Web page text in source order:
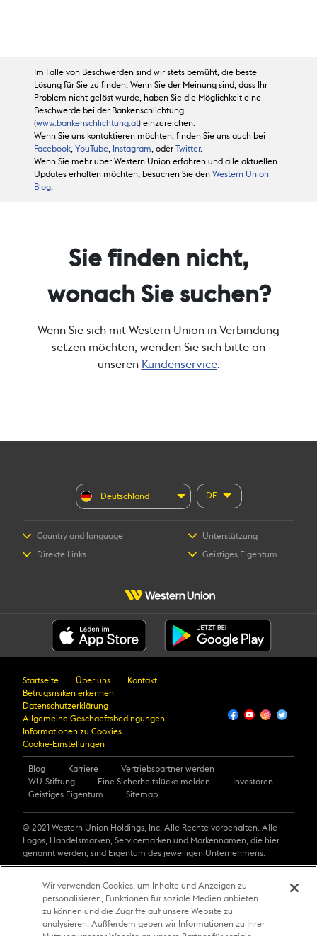
Im Falle von Beschwerden sind wir stets bemüht, die beste
Lösung für Sie zu finden. Wenn Sie der Meinung sind, dass Ihr
Problem nicht gelöst wurde, haben Sie die Möglichkeit eine
Beschwerde bei der Bankenschlichtung
(www.bankenschlichtung.at) einzureichen.
Wenn Sie uns kontaktieren möchten, finden Sie uns auch bei
Facebook, YouTube, Instagram, oder Twitter.
Wenn Sie mehr über Western Union erfahren und alle aktuellen
Updates erhalten möchten, besuchen Sie den Western Union
Blog.
Sie finden nicht,
wonach Sie suchen?
Wenn Sie sich mit Western Union in Verbindung
setzen möchten, wenden Sie sich bitte an
unseren Kundenservice.
Deutschland DE
Country and language Unterstützung
Direkte Links Geistiges Eigentum
Startseite Über uns
Kontakt
Betrugsrisiken erkennen
Datenschutzerklärung
Allgemeine Geschaeftsbedingungen
Informationen zu Cookies
Cookie-Einstellungen
Blog Karriere
Vertriebspartner werden
WU-Stiftung
Eine Sicherheitslücke melden
Investoren
Geistiges Eigentum
Sitemap
© 2021 Western Union Holdings, Inc. Alle Rechte vorbehalten. Alle
Logos, Handelsmarken, Servicemarken und Markennamen, die hier
genannt werden, sind Eigentum des jeweiligen Unternehmens.
GmbH angeboten. Die Western Union International Bank GmbH,
firmierend als Western Union International Bank, ist in Österreich von
der Österreichischen Finanzmarktaufsicht zugelassen.
Wir verwenden Cookies, um Inhalte und Anzeigen zu
personalisieren, Funktionen für soziale Medien anbieten
zu können und die Zugriffe auf unsere Website zu
analysieren. Außferdem geben wir Informationen zu Ihrer